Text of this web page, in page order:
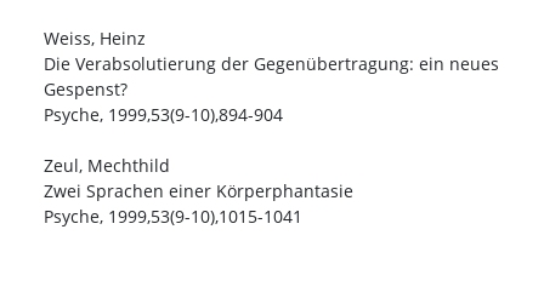
Weiss, Heinz
Die Verabsolutierung der Gegenübertragung: ein neues
Gespenst?
Psyche, 1999,53(9-10),894-904
Zeul, Mechthild
Zwei Sprachen einer Körperphantasie
Psyche, 1999,53(9-10),1015-1041